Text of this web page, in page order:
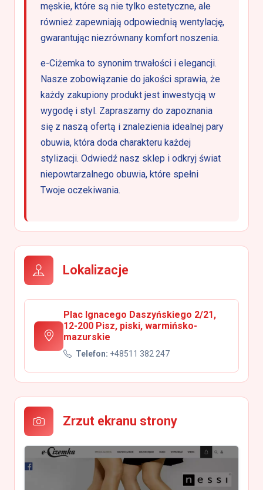
męskie, które są nie tylko estetyczne, ale
również zapewniają odpowiednią wentylację,
gwarantując niezrównany komfort noszenia.
e-Ciżemka to synonim trwałości i elegancji.
Nasze zobowiązanie do jakości sprawia, że
każdy zakupiony produkt jest inwestycją w
wygodę i styl. Zapraszamy do zapoznania
się z naszą ofertą i znalezienia idealnej pary
obuwia, która doda charakteru każdej
stylizacji. Odwiedź nasz sklep i odkryj świat
niepowtarzalnego obuwia, które spełni
Twoje oczekiwania.
Lokalizacje
Plac Ignacego Daszyńskiego 2/21,
12-200 Pisz, piski, warmińsko-
mazurskie
Telefon: +48511 382 247
Zrzut ekranu strony